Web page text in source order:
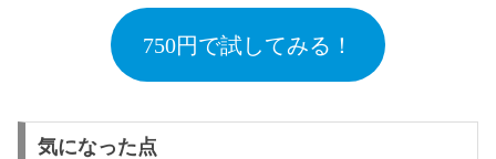
750円で試してみる！
気になった点